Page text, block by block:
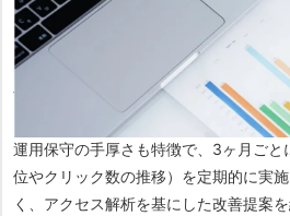
ち合わせ」です。
そのため、制作対応エリアを群馬・埼
なコミュニケーションを通じてクライ
す。
運用保守の手厚さも特徴で、3ヶ月ごと
位やクリック数の推移）を定期的に実
く、アクセス解析を基にした改善提案